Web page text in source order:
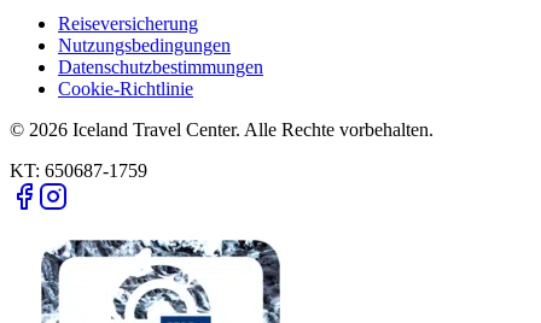
Reiseversicherung
Nutzungsbedingungen
Datenschutzbestimmungen
Cookie-Richtlinie
© 2026 Iceland Travel Center. Alle Rechte vorbehalten.
KT: 650687-1759